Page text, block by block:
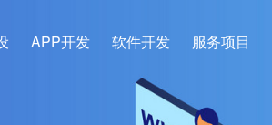
APP开发 软件开发 服务项目